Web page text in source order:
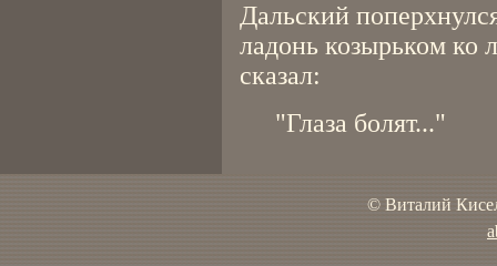
Дальский
ладонь козырьком ко
сказал:
"Глаза болят..."
© Виталий